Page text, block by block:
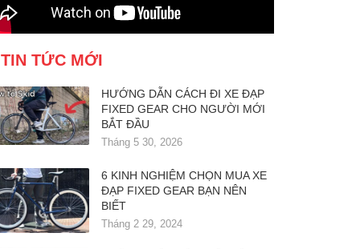
TIN TỨC MỚI
HƯỚNG DẪN CÁCH ĐI XE ĐẠP
FIXED GEAR CHO NGƯỜI MỚI
BẮT ĐẦU
Tháng 5 30, 2026
6 KINH NGHIỆM CHỌN MUA XE
ĐẠP FIXED GEAR BẠN NÊN
BIẾT
Tháng 2 29, 2024